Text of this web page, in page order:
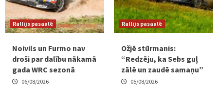
Rallijs pasaulē
Noivils un Furmo nav
droši par dalību nākamā
gada WRC sezonā
06/08/2026
Rallijs pasaulē
Ožjē stūrmanis:
“Redzēju, ka Sebs guļ
zālē un zaudē samaņu”
05/08/2026